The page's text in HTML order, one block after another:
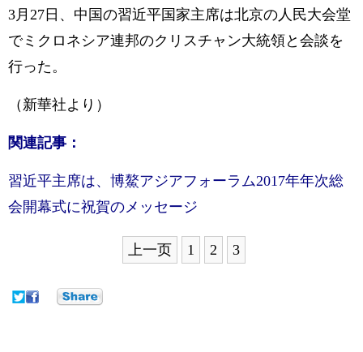
3月27日、中国の習近平国家主席は北京の人民大会堂
でミクロネシア連邦のクリスチャン大統領と会談を
行った。
（新華社より）
関連記事：
習近平主席は、博鰲アジアフォーラム2017年年次総
会開幕式に祝賀のメッセージ
上一页 1 2 3